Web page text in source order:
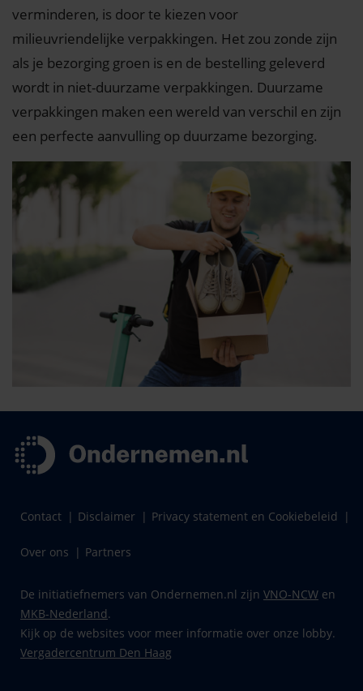
verminderen, is door te kiezen voor
milieuvriendelijke verpakkingen. Het zou zonde zijn
als je bezorging groen is en de bestelling geleverd
wordt in niet-duurzame verpakkingen. Duurzame
verpakkingen maken een wereld van verschil en zijn
een perfecte aanvulling op duurzame bezorging.
Contact Disclaimer Privacy statement en Cookiebeleid
Over ons Partners
De initiatiefnemers van Ondernemen.nl zijn VNO-NCW en
MKB-Nederland.
Kijk op de websites voor meer informatie over onze lobby.
Vergadercentrum Den Haag